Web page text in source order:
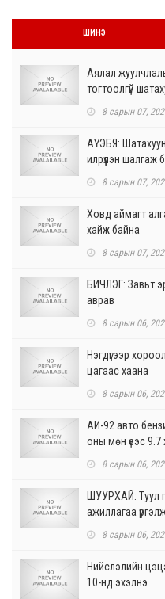
ШИНЭ
Аялал
тогтоолгүй
8 сарын 07,
АҮЭБЯ:
илрүүлэн шалгаж
8 сарын 07,
Ховд аймагт
хайж байна
8 сарын 07,
БИЧЛЭГ: Завьт
аврав
8 сарын 06,
Нэгдүгээр
цагаас хаана
8 сарын 06,
АИ-92 авто
оны мөн үеэс 9.7
8 сарын 06,
ШУУРХАЙ: Туул
ажиллагаа
8 сарын 06,
Нийслэлийн
10-нд эхэлнэ